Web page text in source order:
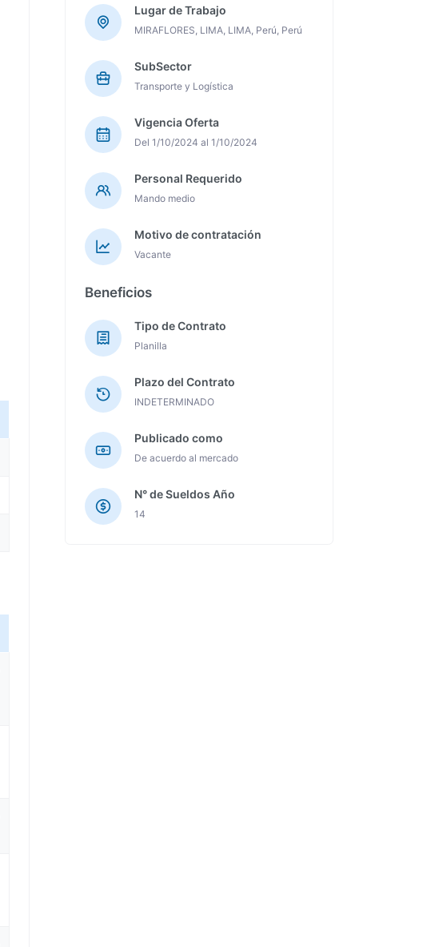
Lugar de Trabajo
MIRAFLORES, LIMA, LIMA, Perú, Perú
SubSector
Transporte y Logística
Vigencia Oferta
Del 1/10/2024 al 1/10/2024
Personal Requerido
Mando medio
Motivo de contratación
Vacante
Beneficios
Tipo de Contrato
Planilla
Plazo del Contrato
INDETERMINADO
Publicado como
De acuerdo al mercado
N° de Sueldos Año
14